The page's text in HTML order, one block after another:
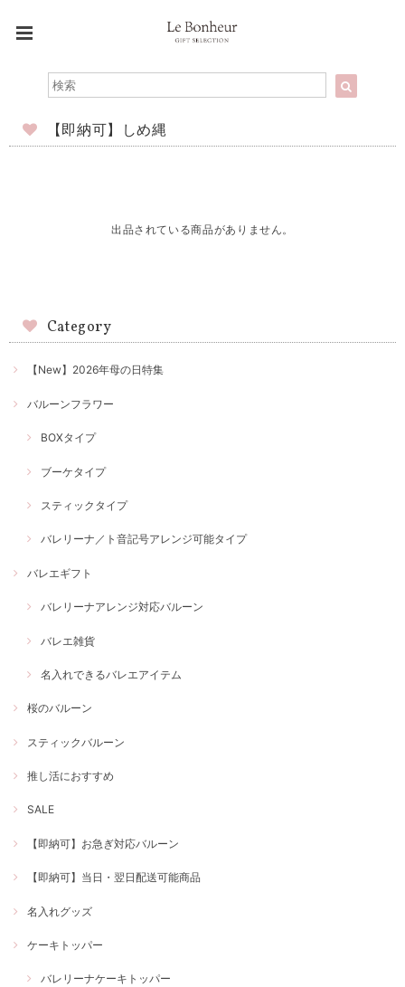
【即納可】しめ縄
出品されている商品がありません。
Category
【New】2026年母の日特集
バルーンフラワー
BOXタイプ
ブーケタイプ
スティックタイプ
バレリーナ／ト音記号アレンジ可能タイプ
バレエギフト
バレリーナアレンジ対応バルーン
バレエ雑貨
名入れできるバレエアイテム
桜のバルーン
スティックバルーン
推し活におすすめ
SALE
【即納可】お急ぎ対応バルーン
【即納可】当日・翌日配送可能商品
名入れグッズ
ケーキトッパー
バレリーナケーキトッパー